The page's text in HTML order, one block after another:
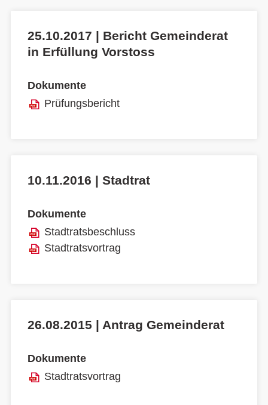
25.10.2017 | Bericht Gemeinderat
in Erfüllung Vorstoss
Dokumente
Prüfungsbericht
10.11.2016 | Stadtrat
Dokumente
Stadtratsbeschluss
Stadtratsvortrag
26.08.2015 | Antrag Gemeinderat
Dokumente
Stadtratsvortrag